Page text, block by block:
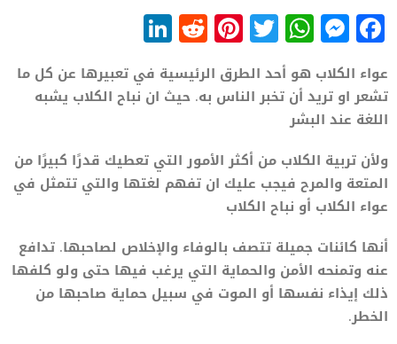
Facebook
Messenger
WhatsApp
Twitter
Pinterest
Reddit
عواء الكلاب هو أحد الطرق الرئيسية في تعبيرها عن كل ما
تشعر او تريد أن تخبر الناس به. حيث ان نباح الكلاب يشبه
اللغة عند البشر
ولأن تربية الكلاب من أكثر الأمور التي تعطيك قدرًا كبيرًا من
المتعة والمرح فيجب عليك ان تفهم لغتها والتي تتمثل في
عواء الكلاب أو نباح الكلاب
أنها كائنات جميلة تتصف بالوفاء والإخلاص لصاحبها. تدافع
عنه وتمنحه الأمن والحماية التي يرغب فيها حتى ولو كلفها
ذلك إيذاء نفسها أو الموت في سبيل حماية صاحبها من
الخطر.